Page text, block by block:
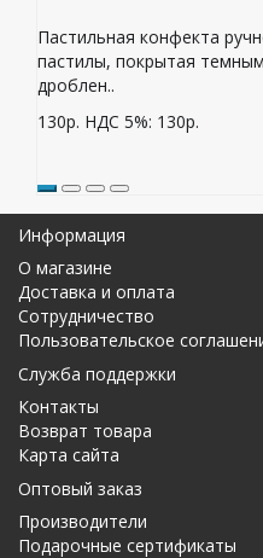
Пастильная конфекта
пастилы, покрытая
дроблен..
130р. НДС 5%: 130р.
Информация
О магазине
Доставка и оплата
Сотрудничество
Пользовательское
Служба поддержки
Контакты
Возврат товара
Карта сайта
Оптовый заказ
Производители
Подарочные сертификаты